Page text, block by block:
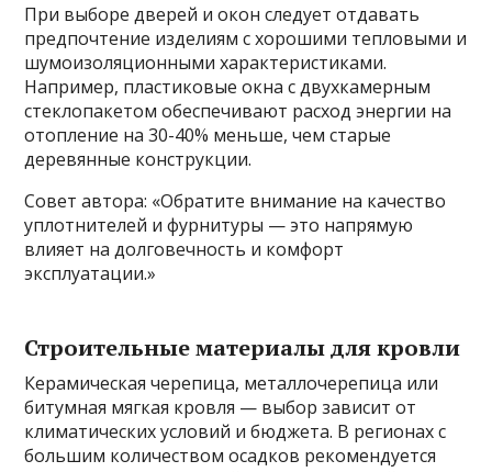
При выборе дверей и окон следует отдавать
предпочтение изделиям с хорошими тепловыми и
шумоизоляционными характеристиками.
Например, пластиковые окна с двухкамерным
стеклопакетом обеспечивают расход энергии на
отопление на 30-40% меньше, чем старые
деревянные конструкции.
Совет автора: «Обратите внимание на качество
уплотнителей и фурнитуры — это напрямую
влияет на долговечность и комфорт
эксплуатации.»
Строительные материалы для кровли
Керамическая черепица, металлочерепица или
битумная мягкая кровля — выбор зависит от
климатических условий и бюджета. В регионах с
большим количеством осадков рекомендуется